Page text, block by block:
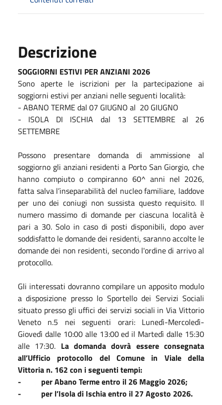
Descrizione
SOGGIORNI ESTIVI PER ANZIANI 2026
Sono aperte le iscrizioni per la partecipazione ai
soggiorni estivi per anziani nelle seguenti località:
- ABANO TERME dal 07 GIUGNO al 20 GIUGNO
- ISOLA DI ISCHIA dal 13 SETTEMBRE al 26
SETTEMBRE
Possono presentare domanda di ammissione al
soggiorno gli anziani residenti a Porto San Giorgio, che
hanno compiuto o compiranno 60^ anni nel 2026,
fatta salva l’inseparabilità del nucleo familiare, laddove
per uno dei coniugi non sussista questo requisito. Il
numero massimo di domande per ciascuna località è
pari a 30. Solo in caso di posti disponibili, dopo aver
soddisfatto le domande dei residenti, saranno accolte le
domande dei non residenti, secondo l'ordine di arrivo al
protocollo.
Gli interessati dovranno compilare un apposito modulo
a disposizione presso lo Sportello dei Servizi Sociali
situato presso gli uffici dei servizi sociali in Via Vittorio
Veneto n.5 nei seguenti orari: Lunedì-Mercoledì-
Giovedì dalle 10:00 alle 13:00 ed il Martedì dalle 15:30
alle 17:30. La domanda dovrà essere consegnata
all’Ufficio protocollo del Comune in Viale della
Vittoria n. 162 con i seguenti tempi:
- per Abano Terme entro il 26 Maggio 2026;
- per l’Isola di Ischia entro il 27 Agosto 2026.